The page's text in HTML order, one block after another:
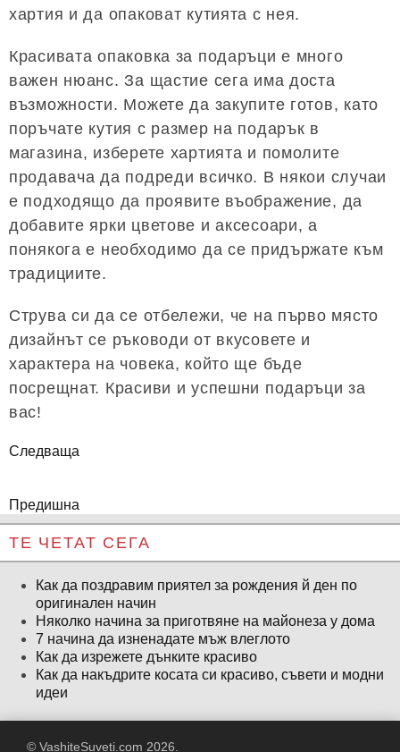
хартия и да опаковат кутията с нея.
Красивата опаковка за подаръци е много
важен нюанс. За щастие сега има доста
възможности. Можете да закупите готов, като
поръчате кутия с размер на подарък в
магазина, изберете хартията и помолите
продавача да подреди всичко. В някои случаи
е подходящо да проявите въображение, да
добавите ярки цветове и аксесоари, а
понякога е необходимо да се придържате към
традициите.
Струва си да се отбележи, че на първо място
дизайнът се ръководи от вкусовете и
характера на човека, който ще бъде
посрещнат. Красиви и успешни подаръци за
вас!
Следваща
Предишна
ТЕ ЧЕТАТ СЕГА
Как да поздравим приятел за рождения й ден по
оригинален начин
Няколко начина за приготвяне на майонеза у дома
7 начина да изненадате мъж влеглото
Как да изрежете дънките красиво
Как да накъдрите косата си красиво, съвети и модни
идеи
© VashiteSuveti.com 2026.